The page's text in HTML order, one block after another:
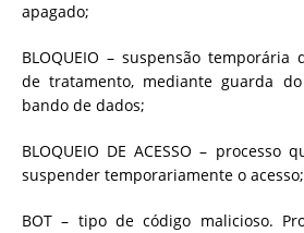
apagado;
BLOQUEIO – suspensão
de tratamento, mediante guarda
bando de dados;
BLOQUEIO DE ACESSO –
suspender temporariamente o acesso;
BOT – tipo de código malicioso.